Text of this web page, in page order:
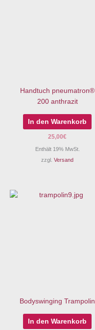
Handtuch pneumatron®
200 anthrazit
In den Warenkorb
25,00€
Enthält 19% MwSt.
zzgl. Versand
Bodyswinging Trampolin
In den Warenkorb